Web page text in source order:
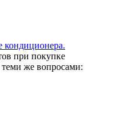
кондиционера.
при покупке
же вопросами: